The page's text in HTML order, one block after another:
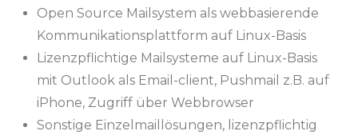
Open Source Mailsystem als webbasierende
Kommunikationsplattform auf Linux-Basis
Lizenzpflichtige Mailsysteme auf Linux-Basis
mit Outlook als Email-client, Pushmail z.B. auf
iPhone, Zugriff über Webbrowser
Sonstige Einzelmaillösungen, lizenzpflichtig